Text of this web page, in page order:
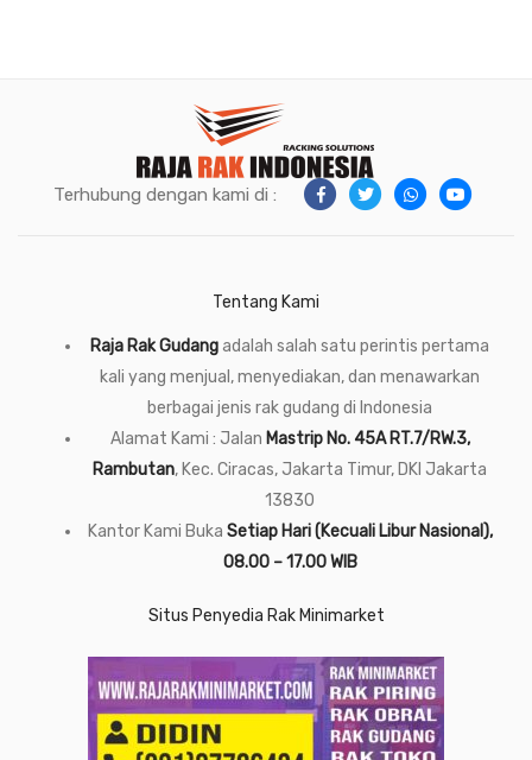
Terhubung dengan kami di :
Tentang Kami
Raja Rak Gudangadalah salah satu perintis pertama
kali yang menjual, menyediakan, dan menawarkan
berbagai jenis rak gudang di Indonesia
Alamat Kami : Jalan Mastrip No. 45A RT.7/RW.3,
Rambutan, Kec. Ciracas, Jakarta Timur, DKI Jakarta
13830
Kantor Kami Buka Setiap Hari (Kecuali Libur Nasional),
08.00 – 17.00 WIB
Situs Penyedia Rak Minimarket